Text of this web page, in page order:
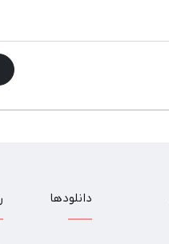
دانلودها